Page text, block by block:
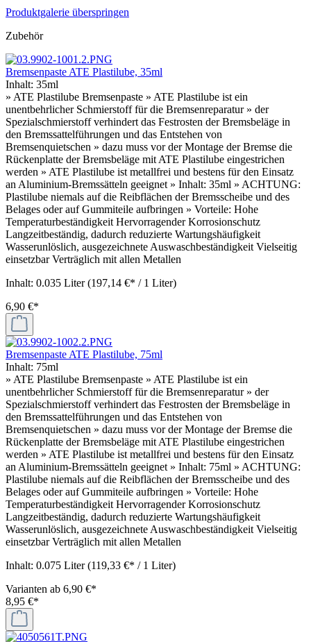
Produktgalerie überspringen
Zubehör
Bremsenpaste ATE Plastilube, 35ml
Inhalt: 35ml
» ATE Plastilube Bremsenpaste » ATE Plastilube ist ein
unentbehrlicher Schmierstoff für die Bremsenreparatur » der
Spezialschmierstoff verhindert das Festrosten der Bremsbeläge in
den Bremssattelführungen und das Entstehen von
Bremsenquietschen » dazu muss vor der Montage der Bremse die
Rückenplatte der Bremsbeläge mit ATE Plastilube eingestrichen
werden » ATE Plastilube ist metallfrei und bestens für den Einsatz
an Aluminium-Bremssätteln geeignet » Inhalt: 35ml » ACHTUNG:
Plastilube niemals auf die Reibflächen der Bremsscheibe und des
Belages oder auf Gummiteile aufbringen » Vorteile: Hohe
Temperaturbeständigkeit Hervorragender Korrosionschutz
Langzeitbeständig, dadurch reduzierte Wartungshäufigkeit
Wasserunlöslich, ausgezeichnete Auswaschbeständigkeit Vielseitig
einsetzbar Verträglich mit allen Metallen
Inhalt: 0.035 Liter(197,14 €* / 1 Liter)
6,90 €*
Bremsenpaste ATE Plastilube, 75ml
Inhalt: 75ml
» ATE Plastilube Bremsenpaste » ATE Plastilube ist ein
unentbehrlicher Schmierstoff für die Bremsenreparatur » der
Spezialschmierstoff verhindert das Festrosten der Bremsbeläge in
den Bremssattelführungen und das Entstehen von
Bremsenquietschen » dazu muss vor der Montage der Bremse die
Rückenplatte der Bremsbeläge mit ATE Plastilube eingestrichen
werden » ATE Plastilube ist metallfrei und bestens für den Einsatz
an Aluminium-Bremssätteln geeignet » Inhalt: 75ml » ACHTUNG:
Plastilube niemals auf die Reibflächen der Bremsscheibe und des
Belages oder auf Gummiteile aufbringen » Vorteile: Hohe
Temperaturbeständigkeit Hervorragender Korrosionschutz
Langzeitbeständig, dadurch reduzierte Wartungshäufigkeit
Wasserunlöslich, ausgezeichnete Auswaschbeständigkeit Vielseitig
einsetzbar Verträglich mit allen Metallen
Inhalt: 0.075 Liter(119,33 €* / 1 Liter)
Varianten ab 6,90 €*
8,95 €*